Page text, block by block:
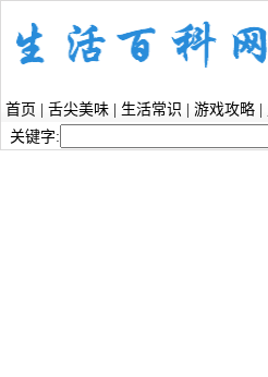
首页 舌尖美味 生活常识 游戏攻略
关键字: